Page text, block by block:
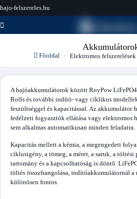
hajo-felszereles.hu
Főoldal Elektromos felszerelések
A hajóakkumulátorok között RoyPow
Rolls és további indító- vagy ciklikus
feszültséggel és kapacitással. Az akkumulátor
fedélzeti fogyasztók ellátása vagy elektromos
sem alkalmas automatikusan minden feladatra.
Kapacitás mellett a kémia, a megengedett
ciklusigény, a tömeg, a méret, a saruk, a
tartomány és a kapcsolhatóság is döntő.
töltés összehangolása, indítóakkumulátornál
különösen fontos.